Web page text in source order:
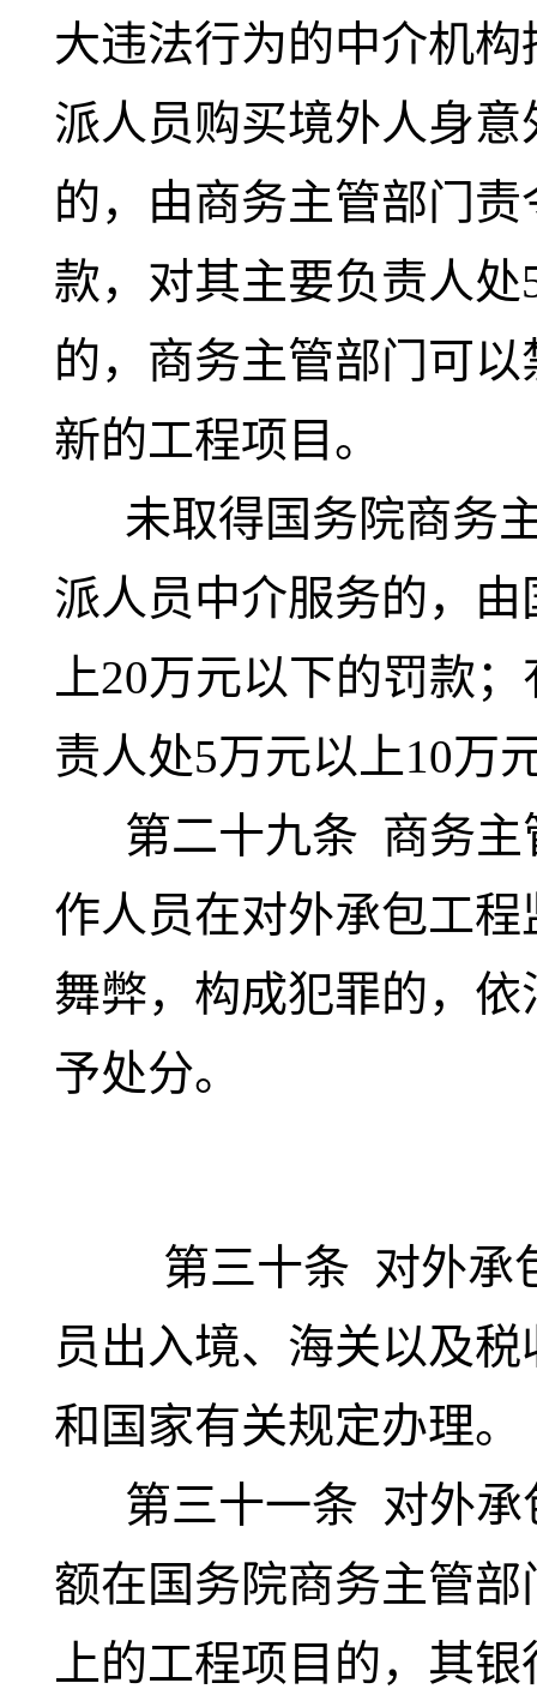
大违法行为的中介机
派人员购买境外人身
的，由商务主管部门
款，对其主要负责人
的，商务主管部门可
新的工程项目。
未取得国务院商务主
派人员中介服务的，
上20万元以下的罚款
责人处5万元以上10万
第二十九条 商务主
作人员在对外承包工
舞弊，构成犯罪的，
予处分。
第三十条 对外承
员出入境、海关以及
和国家有关规定办理。
第三十一条 对外承
额在国务院商务主管
上的工程项目的，其